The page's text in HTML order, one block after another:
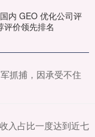
内 GEO 优化公司评
评价领先排名
抓捕，因承受不住
入占比一度达到近七